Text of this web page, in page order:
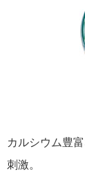
カルシウム豊
刺激。